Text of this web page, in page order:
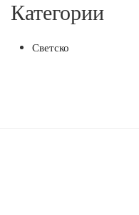
Категории
Светско